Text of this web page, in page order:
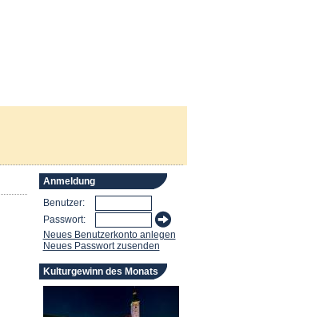
Anmeldung
Benutzer:
Passwort:
Neues Benutzerkonto anlegen
Neues Passwort zusenden
Kulturgewinn des Monats